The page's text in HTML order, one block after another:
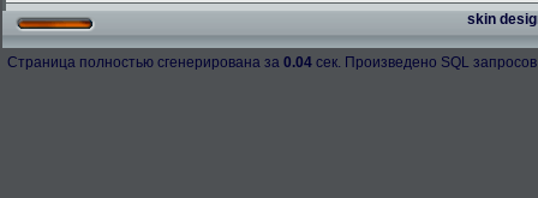
skin
Страница полностью сгенерирована за 0.04 сек. Произведено SQL